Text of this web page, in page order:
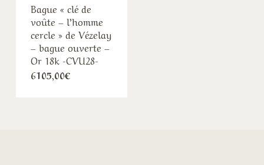
Bague « clé de
voûte – l’homme
cercle » de Vézelay
– bague ouverte –
Or 18k -CVU28-
6105,00€